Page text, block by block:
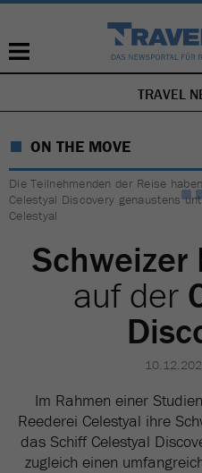
TRAVEL
ON THE MOVE
Die Teilnehmenden der Reise
Celestyal Discovery genaustens
Celestyal
Schweizer
auf der
Im Rahmen einer
Reederei Celestyal ihre
das Schiff Celestyal
zugleich einen